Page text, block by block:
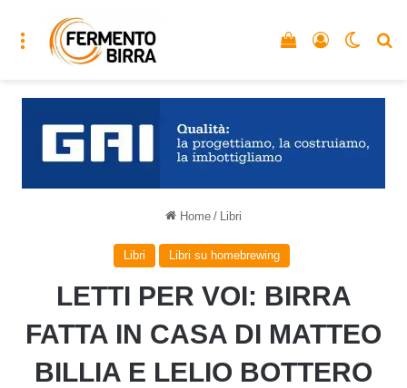
Menu Accedi
Vedi il carrello
Home / Libri
Libri Libri su homebrewing
LETTI PER VOI: BIRRA
FATTA IN CASA DI MATTEO
BILLIA E LELIO BOTTERO